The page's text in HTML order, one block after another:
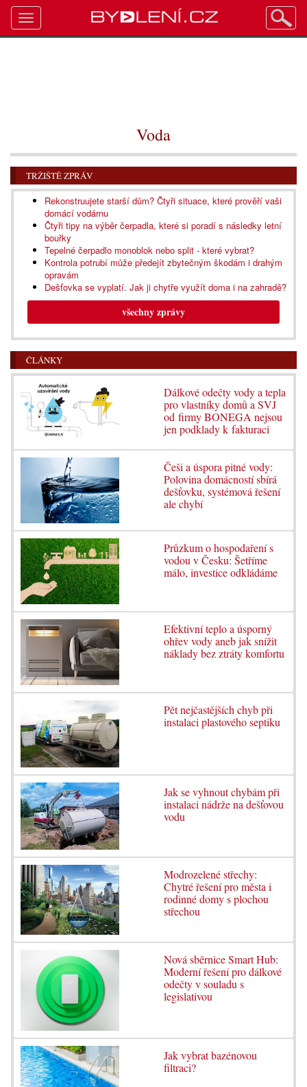
Voda
TRŽIŠTĚ ZPRÁV
Rekonstruujete starší dům? Čtyři situace, které prověří vaši
domácí vodárnu
Čtyři tipy na výběr čerpadla, které si poradí s následky letní
bouřky
Tepelné čerpadlo monoblok nebo split - které vybrat?
Kontrola potrubí může předejít zbytečným škodám i drahým
opravám
Dešťovka se vyplatí. Jak ji chytře využít doma i na zahradě?
všechny zprávy
ČLÁNKY
Dálkové odečty vody a tepla
pro vlastníky domů a SVJ
od firmy BONEGA nejsou
jen podklady k fakturaci
Češi a úspora pitné vody:
Polovina domácností sbírá
dešťovku, systémová řešení
ale chybí
Průzkum o hospodaření s
vodou v Česku: Šetříme
málo, investice odkládáme
Efektivní teplo a úsporný
ohřev vody aneb jak snížit
náklady bez ztráty komfortu
Pět nejčastějších chyb při
instalaci plastového septiku
Jak se vyhnout chybám při
instalaci nádrže na dešťovou
vodu
Modrozelené střechy:
Chytré řešení pro města i
rodinné domy s plochou
střechou
Nová sběrnice Smart Hub:
Moderní řešení pro dálkové
odečty v souladu s
legislativou
Jak vybrat bazénovou
filtraci?
Toggle
navigation